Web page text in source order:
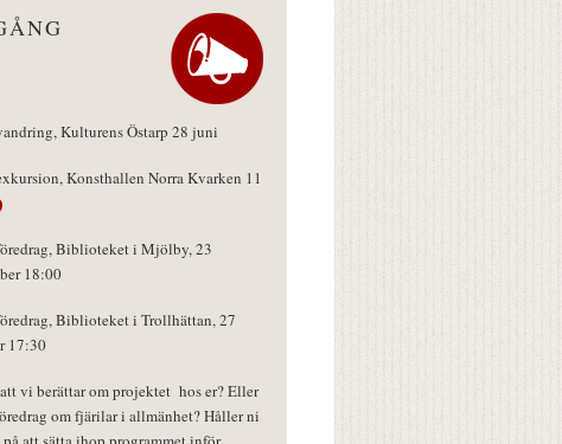
Kulturens Östarp 28 juni
Konsthallen Norra Kvarken 11
Biblioteket i Mjölby, 23
18:00
Biblioteket i Trollhättan, 27
17:30
vi berättar om projektet hos er? Eller
om fjärilar i allmänhet? Håller ni